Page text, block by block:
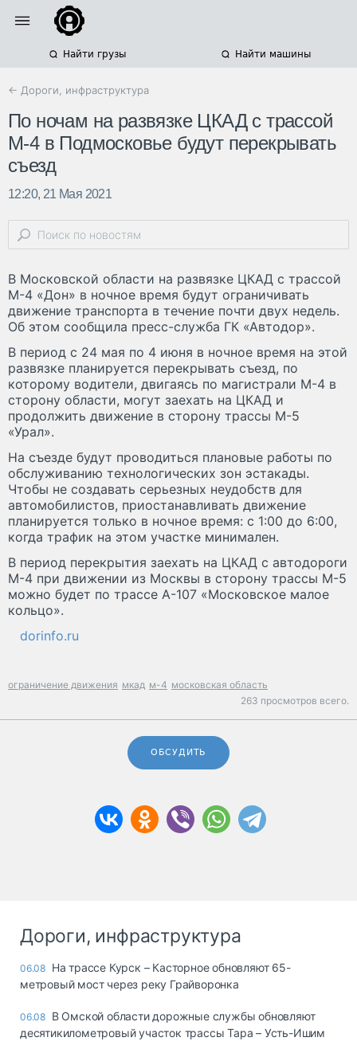
Найти грузы Найти машины
← Дороги, инфраструктура
По ночам на развязке ЦКАД с трассой
М-4 в Подмосковье будут перекрывать
съезд
12:20, 21 Мая 2021
В Московской области на развязке ЦКАД с трассой
М-4 «Дон» в ночное время будут ограничивать
движение транспорта в течение почти двух недель.
Об этом сообщила пресс-служба ГК «Автодор».
В период с 24 мая по 4 июня в ночное время на этой
развязке планируется перекрывать съезд, по
которому водители, двигаясь по магистрали М-4 в
сторону области, могут заехать на ЦКАД и
продолжить движение в сторону трассы М-5
«Урал».
На съезде будут проводиться плановые работы по
обслуживанию технологических зон эстакады.
Чтобы не создавать серьезных неудобств для
автомобилистов, приостанавливать движение
планируется только в ночное время: с 1:00 до 6:00,
когда трафик на этом участке минимален.
В период перекрытия заехать на ЦКАД с автодороги
М-4 при движении из Москвы в сторону трассы М-5
можно будет по трассе А-107 «Московское малое
кольцо».
dorinfo.ru
ограничение движения мкад м-4 московская область
263 просмотров всего.
ОБСУДИТЬ
Дороги, инфраструктура
06.08 На трассе Курск – Касторное обновляют 65-
метровый мост через реку Грайворонка
06.08 В Омской области дорожные службы обновляют
десятикилометровый участок трассы Тара – Усть-Ишим